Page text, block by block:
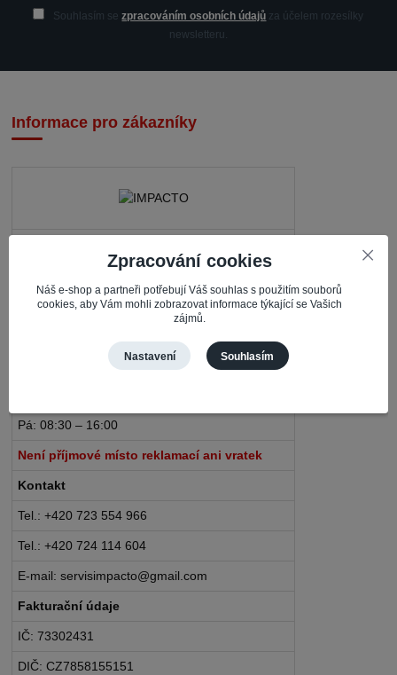
Souhlasím sezpracováním osobních údajů za účelem rozesílky
newsletteru.
Informace pro zákazníky
735 81 Bohumín – Nový Bohumín
Pá: 08:30 – 16:00
Není příjmové místo reklamací ani vratek
Kontakt
Tel.: +420 723 554 966
Tel.: +420 724 114 604
E-mail: servisimpacto@gmail.com
Fakturační údaje
IČ: 73302431
DIČ: CZ7858155151
Zpracování cookies
Náš e-shop a partneři potřebují Váš souhlas s použitím souborů
cookies, aby Vám mohli zobrazovat informace týkající se Vašich
zájmů.
Nastavení Souhlasím